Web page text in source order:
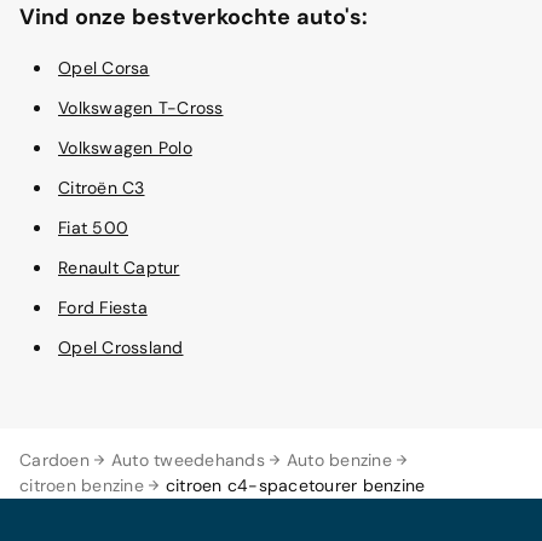
Cardoen Auto tweedehands
Auto benzine
citroen benzine
citroen c4-spacetourer benzine
Vind onze bestverkochte auto's:
Opel Corsa
Volkswagen T-Cross
Volkswagen Polo
Citroën C3
Fiat 500
Renault Captur
Ford Fiesta
Opel Crossland